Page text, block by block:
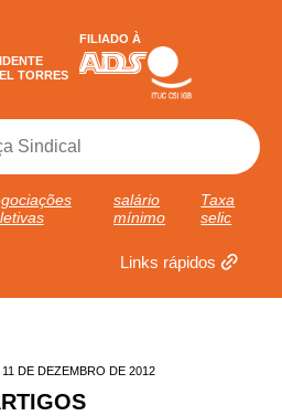
TORRES
FILIADO À
salário
mínimo
Taxa
selic
Links rápidos
DE DEZEMBRO DE 2012